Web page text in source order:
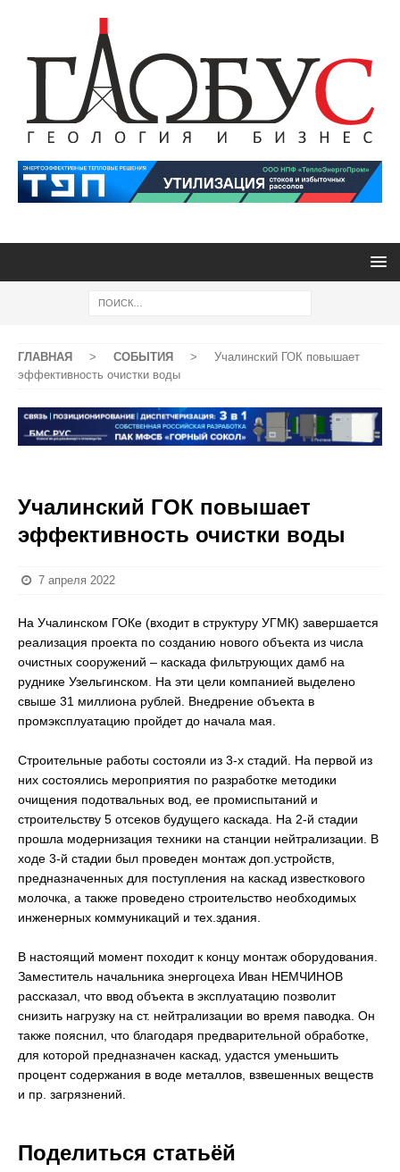
ГЛАВНАЯ > СОБЫТИЯ >
Учалинский ГОК повышает
эффективность очистки воды
Учалинский ГОК повышает
эффективность очистки воды
7 апреля 2022
На Учалинском ГОКе (входит в структуру УГМК) завершается
реализация проекта по созданию нового объекта из числа
очистных сооружений – каскада фильтрующих дамб на
руднике Узельгинском. На эти цели компанией выделено
свыше 31 миллиона рублей. Внедрение объекта в
промэксплуатацию пройдет до начала мая.
Строительные работы состояли из 3-х стадий. На первой из
них состоялись мероприятия по разработке методики
очищения подотвальных вод, ее промиспытаний и
строительству 5 отсеков будущего каскада. На 2-й стадии
прошла модернизация техники на станции нейтрализации. В
ходе 3-й стадии был проведен монтаж доп.устройств,
предназначенных для поступления на каскад известкового
молочка, а также проведено строительство необходимых
инженерных коммуникаций и тех.здания.
В настоящий момент походит к концу монтаж оборудования.
Заместитель начальника энергоцеха Иван НЕМЧИНОВ
рассказал, что ввод объекта в эксплуатацию позволит
снизить нагрузку на ст. нейтрализации во время паводка. Он
также пояснил, что благодаря предварительной обработке,
для которой предназначен каскад, удастся уменьшить
процент содержания в воде металлов, взвешенных веществ
и пр. загрязнений.
Поделиться статьёй